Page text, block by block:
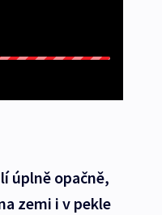
úplně opačně,
zemi i v pekle